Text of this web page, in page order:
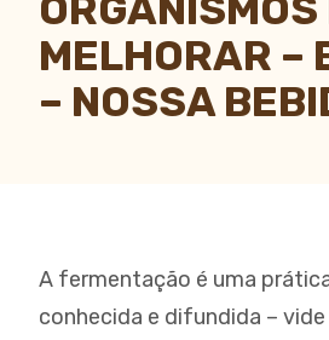
ORGANISMOS
MELHORAR –
– NOSSA
A fermentação é uma
conhecida e difundida –